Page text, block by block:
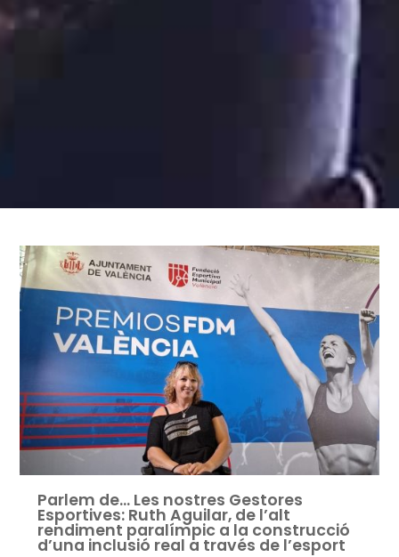
Parlem de… Les nostres Gestores
Esportives: Ruth Aguilar, de l’alt
rendiment paralímpic a la construcció
d’una inclusió real a través de l’esport